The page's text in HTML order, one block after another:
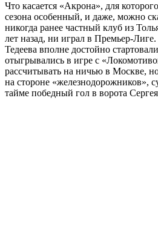
Что касается «Акрона», для
сезона особенный, и даже, можно
никогда ранее частный клуб из
лет назад, ни играл в Премьер-
Тедеева вполне достойно
отыгрывались в игре с
рассчитывать на ничью в Москве,
на стороне «железнодорожников»,
тайме победный гол в ворота